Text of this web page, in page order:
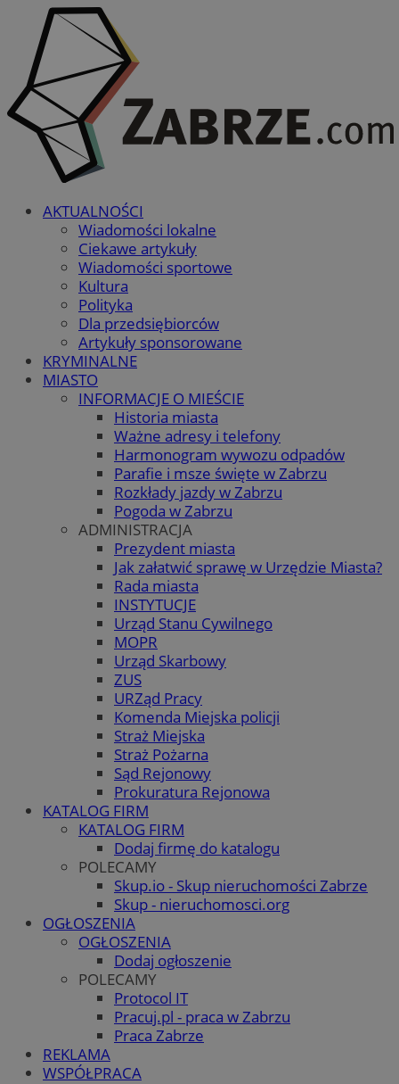
AKTUALNOŚCI
Wiadomości lokalne
Ciekawe artykuły
Wiadomości sportowe
Kultura
Polityka
Dla przedsiębiorców
Artykuły sponsorowane
KRYMINALNE
MIASTO
INFORMACJE O MIEŚCIE
Historia miasta
Ważne adresy i telefony
Harmonogram wywozu odpadów
Parafie i msze święte w Zabrzu
Rozkłady jazdy w Zabrzu
Pogoda w Zabrzu
ADMINISTRACJA
Prezydent miasta
Jak załatwić sprawę w Urzędzie Miasta?
Rada miasta
INSTYTUCJE
Urząd Stanu Cywilnego
MOPR
Urząd Skarbowy
ZUS
URZąd Pracy
Komenda Miejska policji
Straż Miejska
Straż Pożarna
Sąd Rejonowy
Prokuratura Rejonowa
KATALOG FIRM
KATALOG FIRM
Dodaj firmę do katalogu
POLECAMY
Skup.io - Skup nieruchomości Zabrze
Skup - nieruchomosci.org
OGŁOSZENIA
OGŁOSZENIA
Dodaj ogłoszenie
POLECAMY
Protocol IT
Pracuj.pl - praca w Zabrzu
Praca Zabrze
REKLAMA
WSPÓŁPRACA